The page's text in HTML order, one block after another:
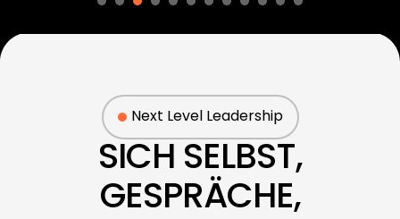
Next Level Leadership
SICH SELBST,
GESPRÄCHE,